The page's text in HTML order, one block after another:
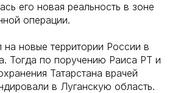
его новая реальность в зоне
операции.
на новые территории России в
Тогда по поручению Раиса РТ и
Татарстана врачей
в Луганскую область.